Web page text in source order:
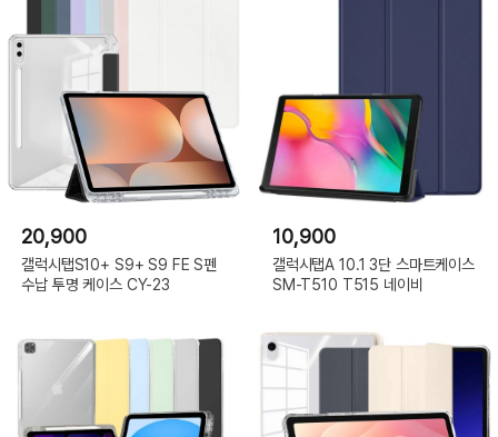
20,900
갤럭시탭S10+ S9+ S9 FE S펜
수납 투명 케이스 CY-23
10,900
갤럭시탭A 10.1 3단 스마트케이스
SM-T510 T515 네이비